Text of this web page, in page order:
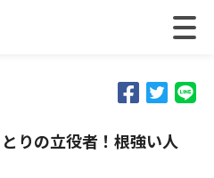
りの立役者！根強い人